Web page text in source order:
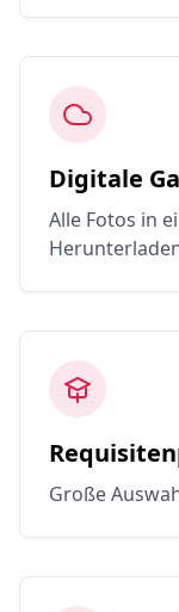
Digitale
Alle Fotos in
Große